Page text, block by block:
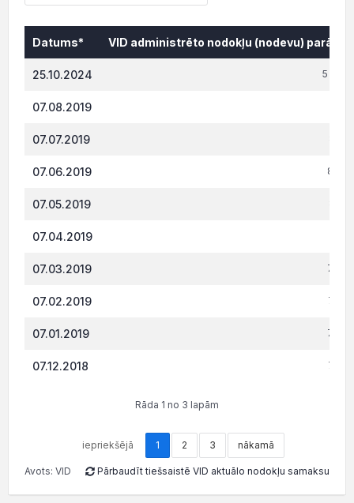
Datums*
VID administrēto nodokļu (nodevu) parāds,
Datums*
VID administrēto nodokļu (nodevu) parāds,
25.10.2024 5
07.08.2019
07.07.2019
07.06.2019
07.05.2019
07.04.2019
07.03.2019
07.02.2019
07.01.2019
07.12.2018
Rāda 1 no 3 lapām
iepriekšējā 1 2 3 nākamā
Avots: VID Pārbaudīt tiešsaistē VID aktuālo nodokļu samaksu